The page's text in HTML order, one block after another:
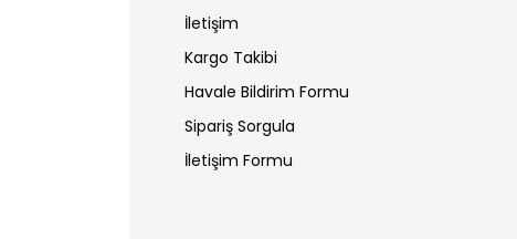
İletişim
Kargo Takibi
Havale Bildirim Formu
Sipariş Sorgula
İletişim Formu